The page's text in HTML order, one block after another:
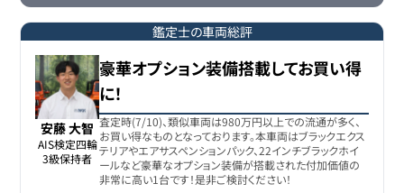
7 ディフェンダー 944.2万円 930万円
8
ランドローバー
ディフェンダー
9
ランドローバー
ディフェンダー 950万円 930万円
鑑定士の車両総評
安藤 大智
AIS検定四輪
3級保持者
豪華オプション装備搭載してお買い得
に！
査定時(7/10)、類似車両は980万円以上での流通が多く、
お買い得なものとなっております。本車両はブラックエクス
テリアやエアサスペンションパック、22インチブラックホイ
ールなど豪華なオプション装備が搭載された付加価値の
非常に高い1台です！是非ご検討ください！